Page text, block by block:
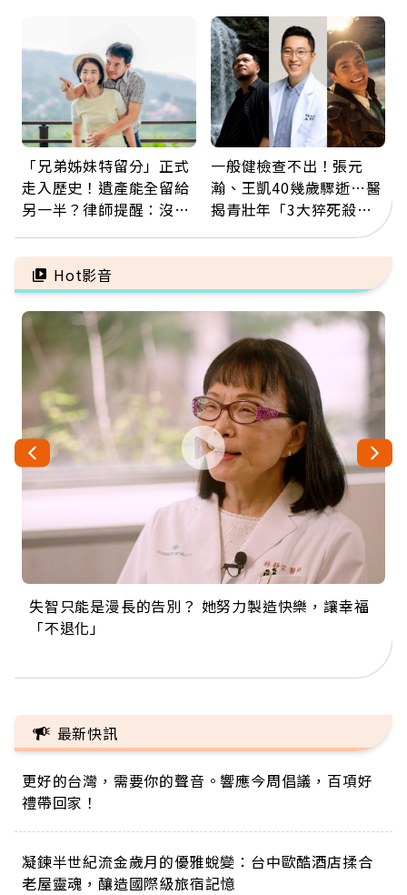
注意
「兄弟姊妹特留分」正式
走入歷史！遺產能全留給
另一半？律師提醒：沒做
一般健檢查不出！張元
瀚、王凱40幾歲驟逝…醫
揭青壯年「3大猝死殺
手」：靠2檢查揪出9成地
雷
Hot影音
失智只能是漫長的告別？ 她努力製造快樂，讓幸福
「不退化」
來自剛果的巧克力神父 為台灣奉獻36年 「台灣是我
的家，我連作夢都講台語！」
63歲卸矽谷副總、搬回台灣找快樂！「蛋黃哥小
丑」走進安養院，逗樂上萬爺奶：退休後才開始真
104歲打破金氏世界紀錄 成為全球最年長羽球選
手，分享長壽的秘密原來是「這個」
事業巔峰他選擇追夢…黑手阿伯拉小提琴還登上小
巨蛋！連CNN都大讚！
最新快訊
更好的台灣，需要你的聲音。響應今周倡議，百項好
禮帶回家！
凝鍊半世紀流金歲月的優雅蛻變：台中歐酷酒店揉合
老屋靈魂，釀造國際級旅宿記憶